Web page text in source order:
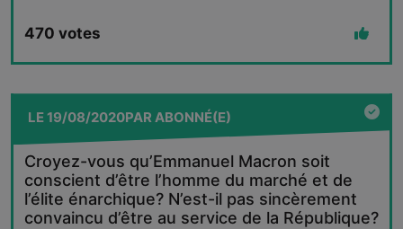
470 votes
LE19/08/2020PARABONNÉ(E)
Croyez-vous qu’Emmanuel Macron soit
conscient d’être l’homme du marché et de
l’élite énarchique? N’est-il pas sincèrement
convaincu d’être au service de la République?